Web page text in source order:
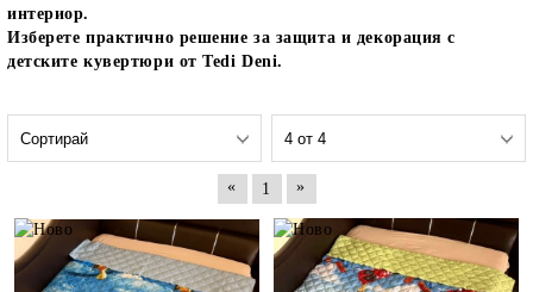
интериор.
Изберете практично решение за защита и декорация с
детските кувертюри от Tedi Deni.
« 1 »